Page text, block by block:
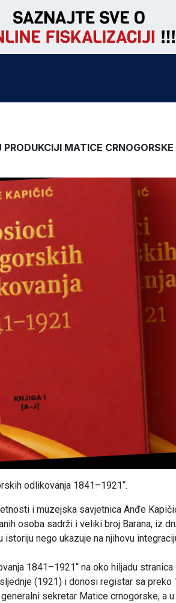
MATICE CRNOGORSKE
odlikovanja 1841–1921“.
i muzejska savjetnica Anđe
osoba sadrži i veliki broj Barana, iz
nego ukazuje na njihovu
1841–1921“ na oko hiljadu
(1921) i donosi registar sa preko
sekretar Matice crnogorske, a